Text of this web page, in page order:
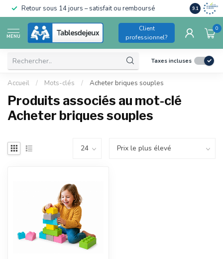
Retour sous 14 jours – satisfait ou remboursé Conforme
pour
9.1
MENU
Client
professionnel?
0
Taxes incluses
Accueil / Mots-clés / Acheter briques souples
Produits associés au mot-clé
Acheter briques souples